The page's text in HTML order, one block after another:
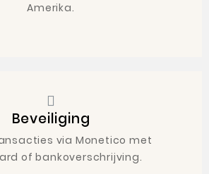
Amerika.
Beveiliging
via Monetico met
of bankoverschrijving.